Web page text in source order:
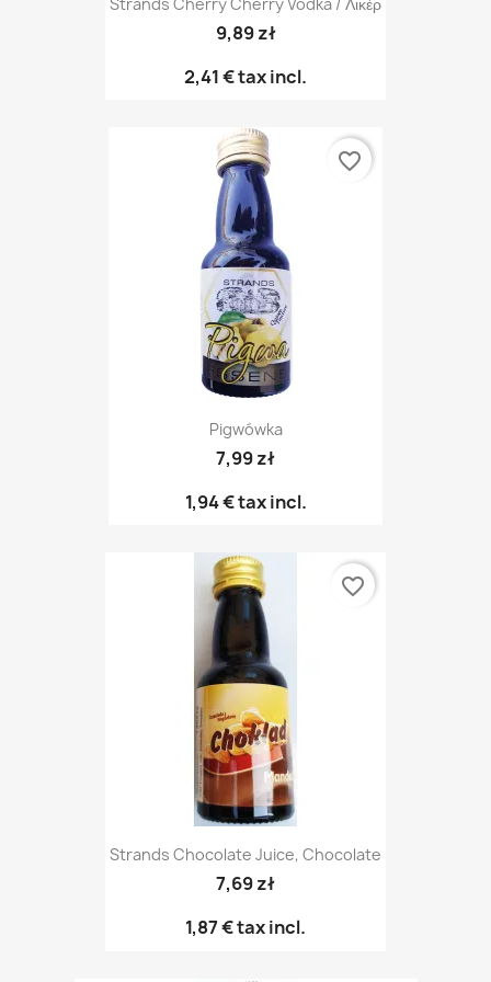
9,89 zł
2,41 €tax incl.
Pigwówka
7,99 zł
1,94 €tax incl.
favorite_border
Strands Chocolate Juice, Chocolate
7,69 zł
1,87 €tax incl.
favorite_border